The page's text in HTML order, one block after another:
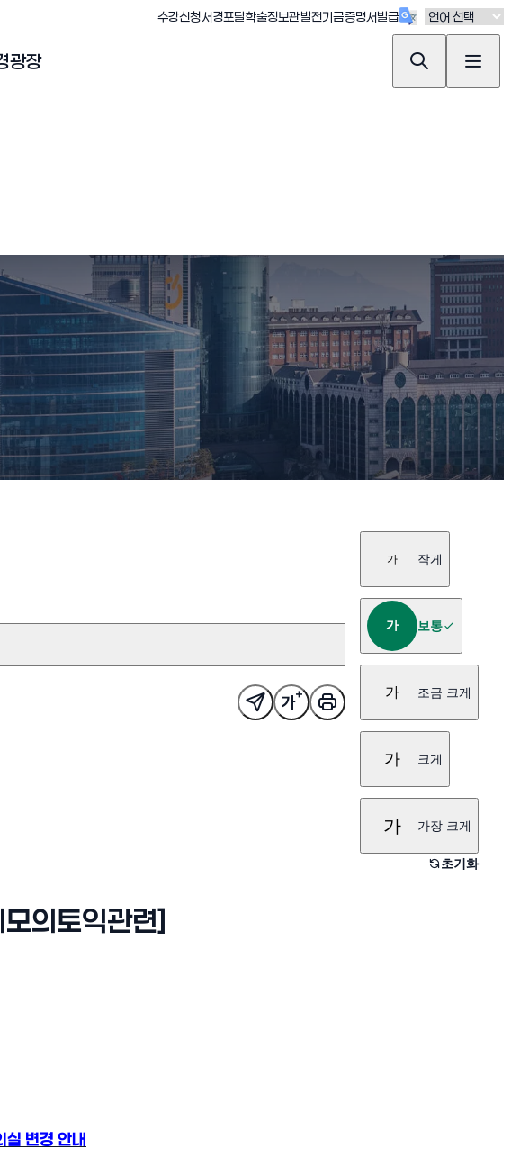
수강신청(새창 열림)
서경포탈(새창 열림)
학술정보관(새창 열림)
발전기금(새창 열림)
증명서발급(새창 열림)
광장
가 작게
가 보통
가 조금 크게
가 크게
가 가장 크게
초기화
의토익관련]
실 변경 안내